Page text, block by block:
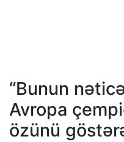
“Bunun
Avropa
özünü